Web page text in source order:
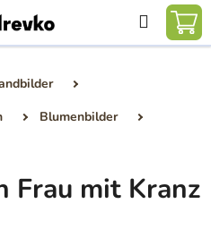
Suchen
Blumenbilder
Frau mit Kranz